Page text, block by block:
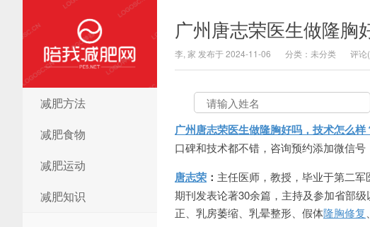
陪我减肥网
减肥方法
减肥食物
减肥运动
减肥知识
广州唐志荣医生做隆胸
李, 家 发布于 2024-11-06 分类：未分类 评论
广州唐志荣医生做隆胸好吗，技术怎么样
口碑和技术都不错，咨询预约添加微信号
唐志荣 ： 主任医师，教授，毕业于第二
期刊发表论著30余篇，主持及参加省部
正、乳房萎缩、乳晕整形、假体隆胸修复